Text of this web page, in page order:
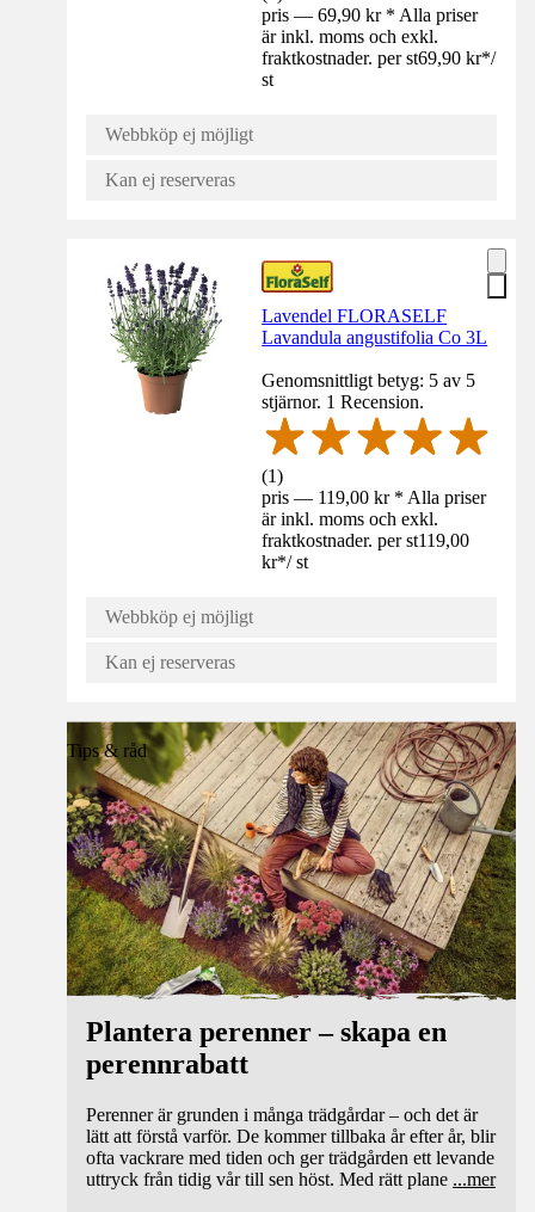
pris — 69,90 kr * Alla priser
är inkl. moms och exkl.
fraktkostnader. per st69,90 kr*/
st
Webbköp ej möjligt
Kan ej reserveras
Lavendel FLORASELF
Lavandula angustifolia Co 3L
Genomsnittligt betyg: 5 av 5
stjärnor. 1 Recension.
(1)
pris — 119,00 kr * Alla priser
är inkl. moms och exkl.
fraktkostnader. per st119,00
kr*/ st
Webbköp ej möjligt
Kan ej reserveras
Tips & råd
Plantera perenner – skapa en
perennrabatt
Perenner är grunden i många trädgårdar – och det är
lätt att förstå varför. De kommer tillbaka år efter år, blir
ofta vackrare med tiden och ger trädgården ett levande
uttryck från tidig vår till sen höst. Med rätt plane ...mer